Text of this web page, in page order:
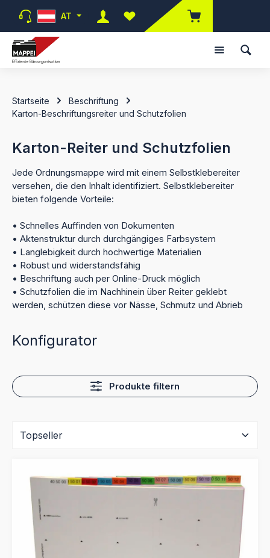
Zum Hauptinhalt springen
AT
Du hast 0 Produkte auf dem
Startseite
Beschriftung
Karton-Beschriftungsreiter und Schutzfolien
Karton-Reiter und Schutzfolien
Jede Ordnungsmappe wird mit einem Selbstklebereiter
versehen, die den Inhalt identifiziert. Selbstklebereiter
bieten folgende Vorteile:
• Schnelles Auffinden von Dokumenten
• Aktenstruktur durch durchgängiges Farbsystem
• Langlebigkeit durch hochwertige Materialien
• Robust und widerstandsfähig
• Beschriftung auch per Online-Druck möglich
• Schutzfolien die im Nachhinein über Reiter geklebt
werden, schützen diese vor Nässe, Schmutz und Abrieb
Konfigurator
Produkte filtern